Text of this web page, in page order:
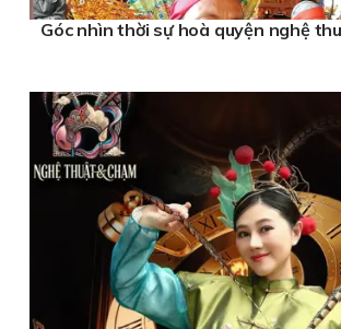
Góc nhìn thời sự hoà quyện nghệ